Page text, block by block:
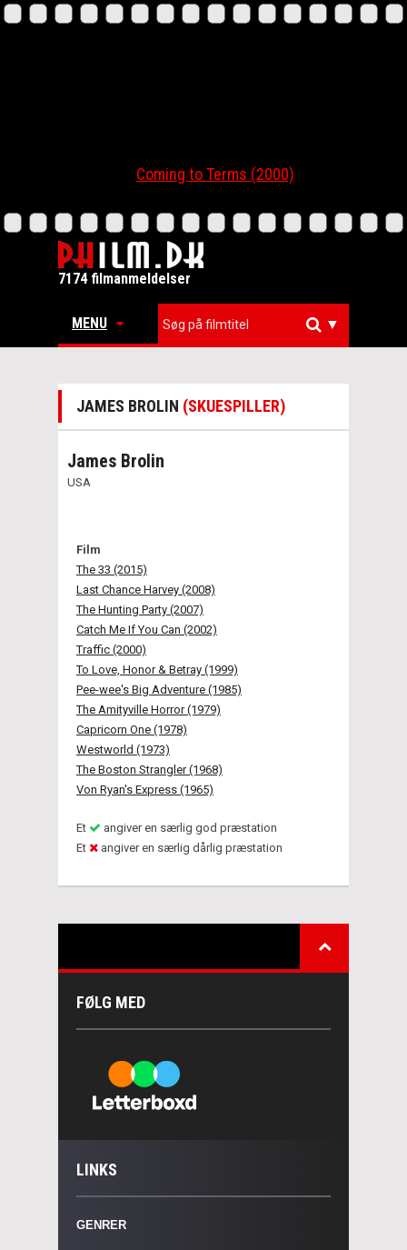
Coming to Terms (2000)
7174 filmanmeldelser
MENU ▼
JAMES BROLIN (SKUESPILLER)
James Brolin
USA
Film
The 33 (2015)
Last Chance Harvey (2008)
The Hunting Party (2007)
Catch Me If You Can (2002)
Traffic (2000)
To Love, Honor & Betray (1999)
Pee-wee's Big Adventure (1985)
The Amityville Horror (1979)
Capricorn One (1978)
Westworld (1973)
The Boston Strangler (1968)
Von Ryan's Express (1965)
Et
angiver en særlig god præstation
Et
angiver en særlig dårlig præstation
FØLG MED
LINKS
GENRER